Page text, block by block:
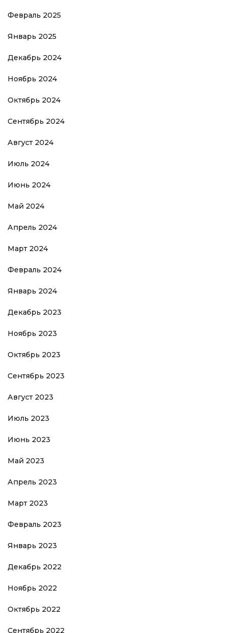
Февраль 2025
Январь 2025
Декабрь 2024
Ноябрь 2024
Октябрь 2024
Сентябрь 2024
Август 2024
Июль 2024
Июнь 2024
Май 2024
Апрель 2024
Март 2024
Февраль 2024
Январь 2024
Декабрь 2023
Ноябрь 2023
Октябрь 2023
Сентябрь 2023
Август 2023
Июль 2023
Июнь 2023
Май 2023
Апрель 2023
Март 2023
Февраль 2023
Январь 2023
Декабрь 2022
Ноябрь 2022
Октябрь 2022
Сентябрь 2022